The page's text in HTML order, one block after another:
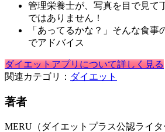
管理栄養士が、写真を目で見て
ではありません！
「あってるかな？」そんな食事
でアドバイス
ダイエットアプリについて詳しく見る
関連カテゴリ： ダイエット
著者
MERU（ダイエットプラス公認ライタ